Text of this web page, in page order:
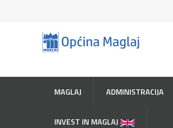
MAGLAJ ADMINISTRACIJA
INVEST IN MAGLAJ